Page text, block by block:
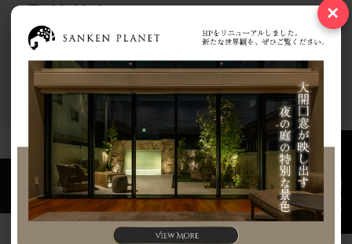
お問い合わせ
Copyright © 2026 SANKEN PLANET Co.,Ltd. All rights reserved..
×